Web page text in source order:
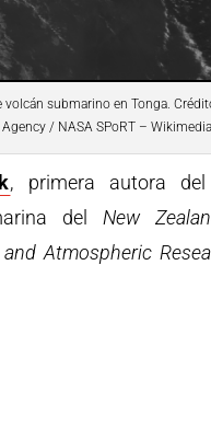
submarino en Tonga.
/ NASA SPoRT –
, primera autora
del New
Atmospheric